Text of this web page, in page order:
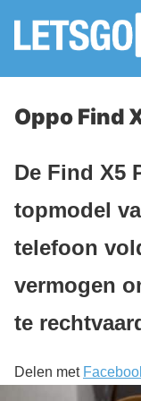
Oppo Find
De Find X5
topmodel
telefoon
vermogen
te
Delen met